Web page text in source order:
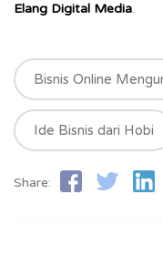
Elang Digital Media.
Bisnis Online
Ide Bisnis dari Hobi
Share: